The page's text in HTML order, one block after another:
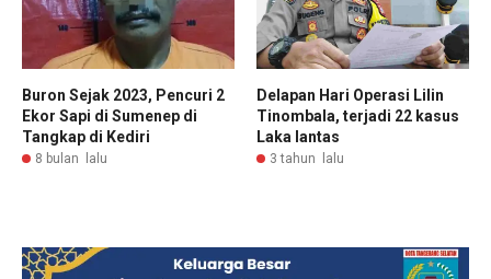
Buron Sejak 2023, Pencuri 2
Ekor Sapi di Sumenep di
Tangkap di Kediri
8 bulan lalu
Delapan Hari Operasi Lilin
Tinombala, terjadi 22 kasus
Laka lantas
3 tahun lalu